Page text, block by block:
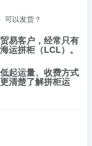
可以发货？
易客户，经常只有
运拼柜（LCL）。
起运量、收费方式
清楚了解拼柜运